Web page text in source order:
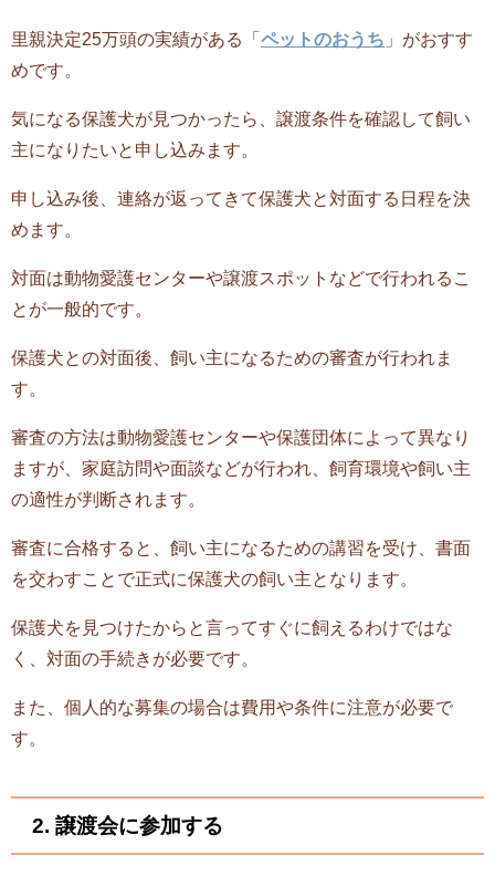
里親決定25万頭の実績がある「 ペットのおうち 」がおすす
めです。
気になる保護犬が見つかったら、譲渡条件を確認して飼い
主になりたいと申し込みます。
申し込み後、連絡が返ってきて保護犬と対面する日程を決
めます。
対面は動物愛護センターや譲渡スポットなどで行われるこ
とが一般的です。
保護犬との対面後、飼い主になるための審査が行われま
す。
審査の方法は動物愛護センターや保護団体によって異なり
ますが、家庭訪問や面談などが行われ、飼育環境や飼い主
の適性が判断されます。
審査に合格すると、飼い主になるための講習を受け、書面
を交わすことで正式に保護犬の飼い主となります。
保護犬を見つけたからと言ってすぐに飼えるわけではな
く、対面の手続きが必要です。
また、個人的な募集の場合は費用や条件に注意が必要で
す。
2. 譲渡会に参加する